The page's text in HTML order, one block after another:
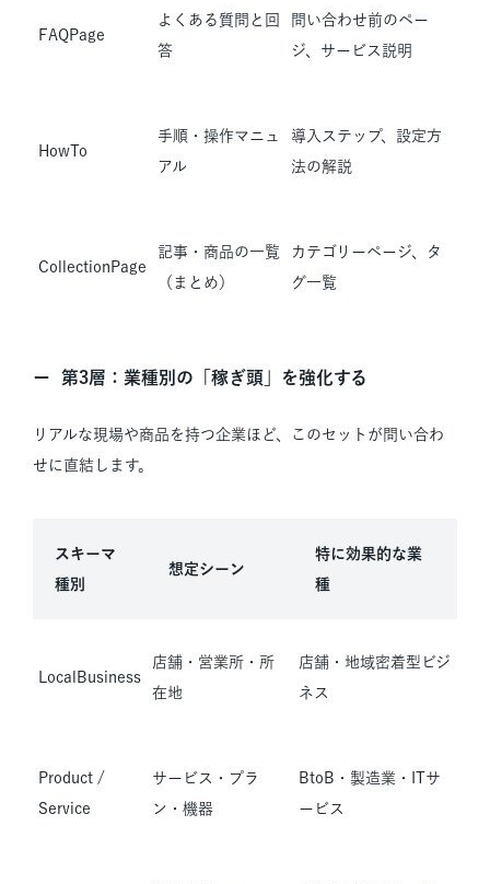
FAQPage
よくある質問と回
答
問い合わせ前のペー
ジ、サービス説明
HowTo
手順・操作マニュ
アル
導入ステップ、設定方
法の解説
CollectionPage
記事・商品の一覧
（まとめ）
カテゴリーページ、タ
グ一覧
第3層：業種別の「稼ぎ頭」を強化する
リアルな現場や商品を持つ企業ほど、このセットが問い合わ
せに直結します。
スキーマ
種別
想定シーン
特に効果的な業
種
LocalBusiness
店舗・営業所・所
在地
店舗・地域密着型ビジ
ネス
Product /
Service
サービス・プラ
ン・機器
BtoB・製造業・ITサ
ービス